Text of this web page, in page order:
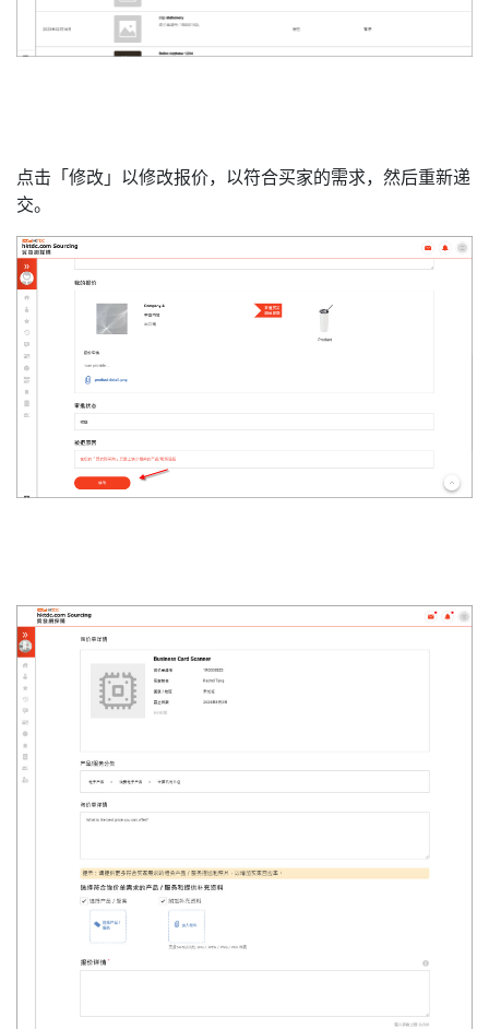
点击「修改」以修改报价，以符合买家的需求，然后重新递
交。